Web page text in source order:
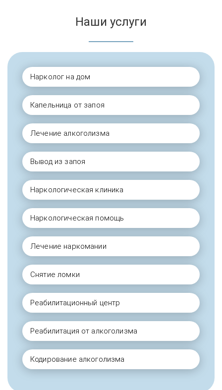
Наши услуги
Нарколог на дом
Капельница от запоя
Лечение алкоголизма
Вывод из запоя
Наркологическая клиника
Наркологическая помощь
Лечение наркомании
Снятие ломки
Реабилитационный центр
Реабилитация от алкоголизма
Кодирование алкоголизма